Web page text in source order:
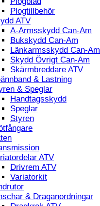
Plogtillbehör
ATV
A-Armsskydd Can-Am
Bukskydd Can-Am
Länkarmsskydd Can-Am
Skydd Övrigt Can-Am
Skärmbreddare ATV
& Lastning
& Speglar
Handtagsskydd
Speglar
Styren
ATV
Drivrem ATV
Variatorkit
& Draganordningar